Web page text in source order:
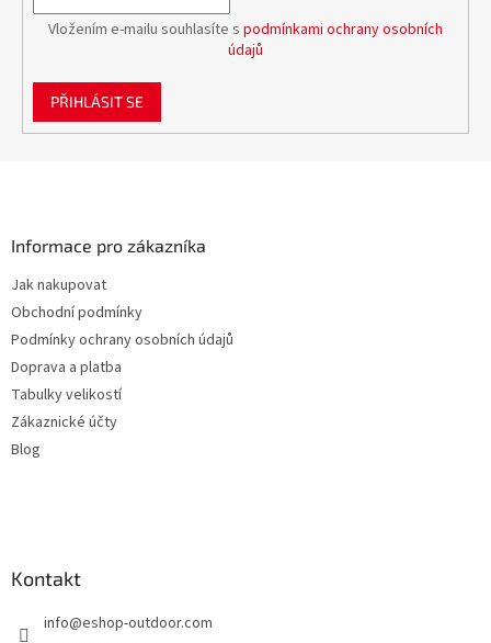
Vložením e-mailu souhlasíte s podmínkami ochrany osobních
údajů
PŘIHLÁSIT SE
Informace pro zákazníka
Jak nakupovat
Obchodní podmínky
Podmínky ochrany osobních údajů
Doprava a platba
Tabulky velikostí
Zákaznické účty
Blog
Kontakt
info@eshop-outdoor.com